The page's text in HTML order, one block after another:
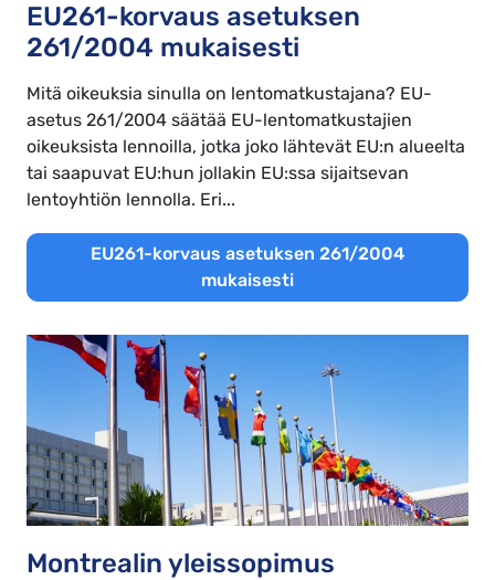
EU261-korvaus asetuksen
261/2004 mukaisesti
Mitä oikeuksia sinulla on lentomatkustajana? EU-
asetus 261/2004 säätää EU-lentomatkustajien
oikeuksista lennoilla, jotka joko lähtevät EU:n alueelta
tai saapuvat EU:hun jollakin EU:ssa sijaitsevan
lentoyhtiön lennolla. Eri...
EU261-korvaus asetuksen 261/2004
mukaisesti
Montrealin yleissopimus